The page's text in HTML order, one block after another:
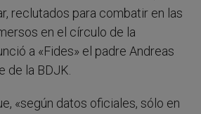
reclutados para combatir en las
en el círculo de la
a «Fides» el padre Andreas
de la BDJK.
«según datos oficiales, sólo en